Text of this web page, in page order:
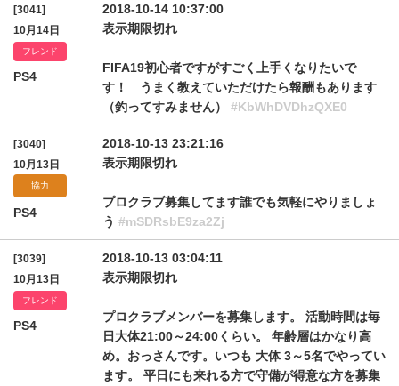
[3041]
10月14日
フレンド
PS4
2018-10-14 10:37:00
表示期限切れ
FIFA19初心者ですがすごく上手くなりたいで
す！ うまく教えていただけたら報酬もあります
（釣ってすみません） #KbWhDVDhzQXE0
[3040]
10月13日
協力
PS4
2018-10-13 23:21:16
表示期限切れ
プロクラブ募集してます誰でも気軽にやりましょ
う #mSDRsbE9za2Zj
[3039]
10月13日
フレンド
PS4
2018-10-13 03:04:11
表示期限切れ
プロクラブメンバーを募集します。 活動時間は毎
日大体21:00～24:00くらい。 年齢層はかなり高
め。おっさんです。いつも 大体 3～5名でやってい
ます。 平日にも来れる方で守備が得意な方を募集